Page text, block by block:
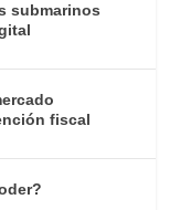
submarinos
fiscal